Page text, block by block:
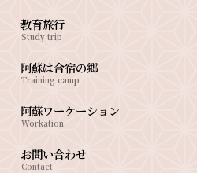
教育旅行
Study trip
阿蘇は合宿の郷
Training camp
阿蘇ワーケーション
Workation
お問い合わせ
Contact